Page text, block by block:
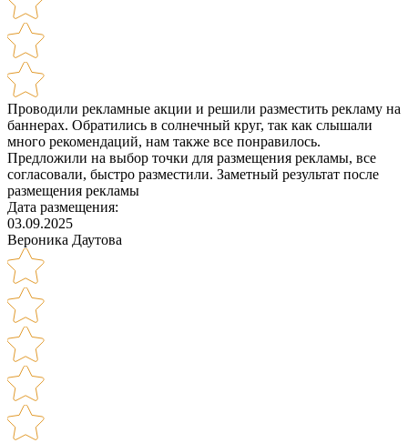
Проводили рекламные акции и решили разместить рекламу на
баннерах. Обратились в солнечный круг, так как слышали
много рекомендаций, нам также все понравилось.
Предложили на выбор точки для размещения рекламы, все
согласовали, быстро разместили. Заметный результат после
размещения рекламы
Дата размещения:
03.09.2025
Вероника Даутова